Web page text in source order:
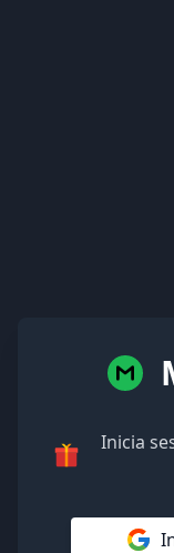
Inicia